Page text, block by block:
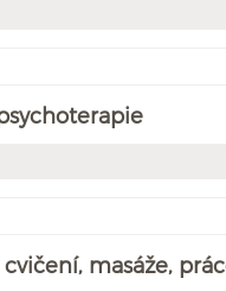
cvičení, masáže,